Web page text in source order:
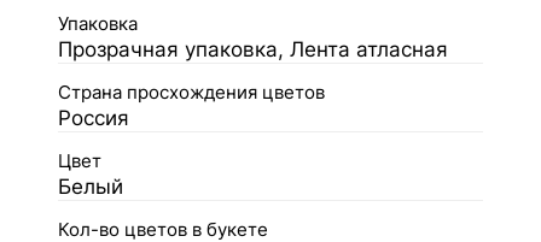
Упаковка
Прозрачная упаковка, Лента атласная
Страна просхождения цветов
Россия
Цвет
Белый
Кол-во цветов в букете